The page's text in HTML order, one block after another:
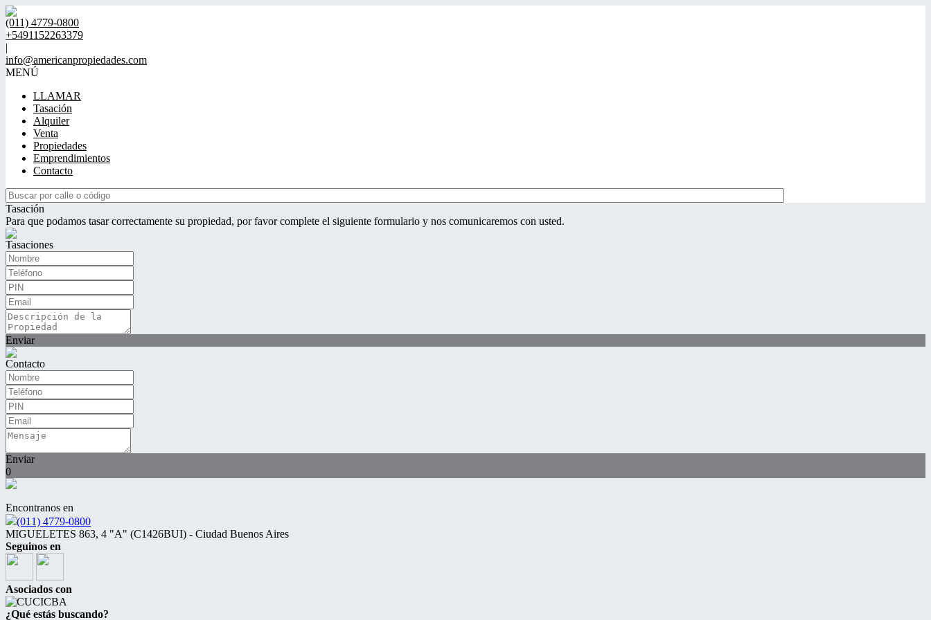
(011) 4779-0800
+5491152263379
|
info@americanpropiedades.com
MENÚ
LLAMAR
Tasación
Alquiler
Venta
Propiedades
Emprendimientos
Contacto
Tasación
Para que podamos tasar correctamente su propiedad, por favor complete el siguiente formulario y nos comunicaremos con usted.
Tasaciones
Enviar
Contacto
Enviar
0
Encontranos en
(011) 4779-0800
MIGUELETES 863, 4 "A" (C1426BUI) - Ciudad Buenos Aires
Seguinos en
Asociados con
¿Qué estás buscando?